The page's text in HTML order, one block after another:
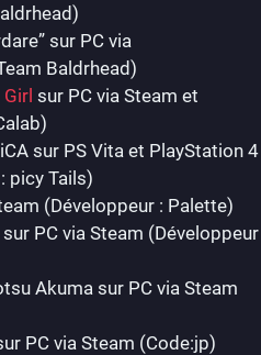
sur PC via
Baldrhead)
sur PC via Steam et
sur PS Vita et PlayStation 4
picy Tails)
(Développeur : Palette)
PC via Steam (Développeur
Akuma sur PC via Steam
PC via Steam (Code:jp)